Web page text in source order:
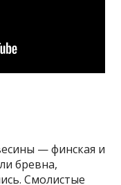
— финская и
бревна,
Смолистые